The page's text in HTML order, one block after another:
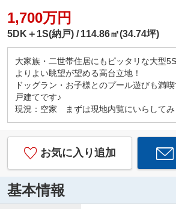
1,700万円
5DK＋1S(納戸) 114.86㎡(34.74坪)
大家族・二世帯住居にもピッタリな大型
よりよい眺望が望める高台立地！
ドッグラン・お子様とのプール遊びも満
戸建てです♪
現況：空家 まずは現地内覧にいらしてみ
お気に入り追加
基本情報